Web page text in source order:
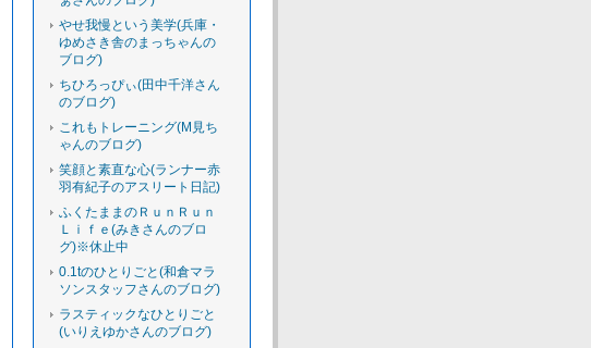
やせ我慢という美学(兵庫・
ゆめさき舎のまっちゃんの
ブログ)
ちひろっぴぃ(田中千洋さん
のブログ)
これもトレーニング(M見ち
ゃんのブログ)
笑顔と素直な心(ランナー赤
羽有紀子のアスリート日記)
ふくたままのＲｕｎＲｕｎ
Ｌｉｆｅ(みきさんのブロ
グ)※休止中
0.1tのひとりごと(和倉マラ
ソンスタッフさんのブログ)
ラスティックなひとりごと
(いりえゆかさんのブログ)